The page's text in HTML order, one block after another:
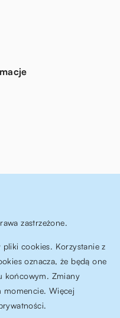
zastrzeżone.
cookies. Korzystanie z
oznacza, że będą one
końcowym. Zmiany
momencie. Więcej
.